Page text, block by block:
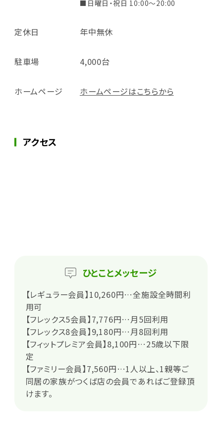
■日曜日・祝日 10:00～20:00
定休日 年中無休
駐車場 4,000台
ホームページ ホームページはこちらから
アクセス
ひとことメッセージ
【レギュラー会員】10,260円…全施設全時間利
用可
【フレックス5会員】7,776円…月5回利用
【フレックス8会員】9,180円…月8回利用
【フィットプレミア会員】8,100円…25歳以下限
定
【ファミリー会員】7,560円…1人以上、1親等ご
同居の家族がつくば店の会員であればご登録頂
けます。